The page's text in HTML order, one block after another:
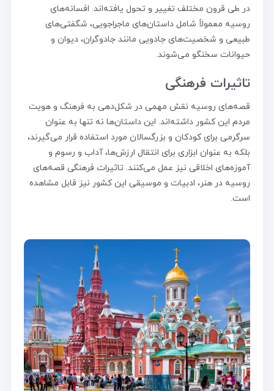
در طی قرون مختلف تغییر و تحول یافته‌اند. افسانه‌های
روسیه معمولاً شامل داستان‌های ماجراجویی، شگفتی‌های
طبیعی و شخصیت‌های جادویی مانند جادوگران، دیوان و
حیوانات سخنگو می‌شوند.
تاثیرات فرهنگی
قصه‌های روسیه نقش مهمی در شکل‌دهی به فرهنگ و هویت
مردم این کشور داشته‌اند. این داستان‌ها نه تنها به عنوان
سرگرمی برای کودکان و بزرگسالان مورد استفاده قرار می‌گیرند،
بلکه به عنوان ابزاری برای انتقال ارزش‌ها، آداب و رسوم و
آموزه‌های اخلاقی نیز عمل می‌کنند. تاثیرات فرهنگی قصه‌های
روسیه در هنر، ادبیات و موسیقی این کشور نیز قابل مشاهده
است.